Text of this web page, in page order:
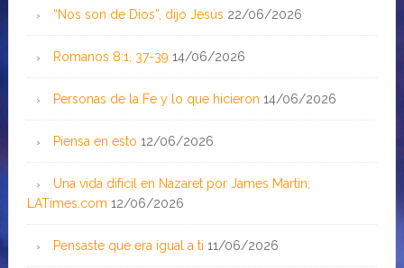
“Nos son de Dios”, dijo Jesús 22/06/2026
Romanos 8:1, 37-39 14/06/2026
Personas de la Fe y lo que hicieron 14/06/2026
Piensa en esto 12/06/2026
Una vida difícil en Nazaret por James Martin;
LATimes.com 12/06/2026
Pensaste que era igual a ti 11/06/2026